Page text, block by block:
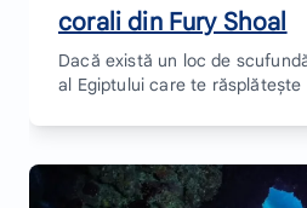
corali din Fury Shoal
Dacă există un loc de
al Egiptului care te răsplătește